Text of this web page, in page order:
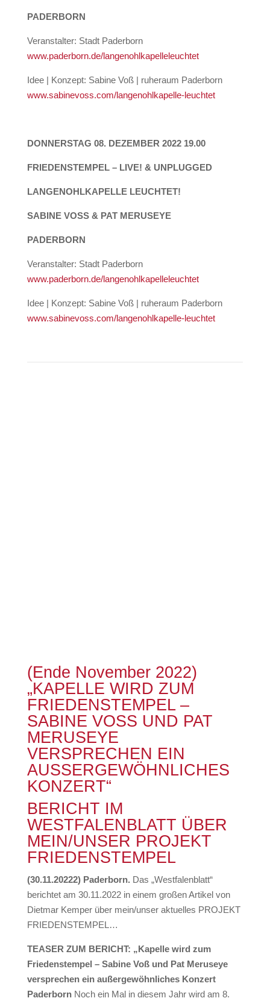
PADERBORN
Veranstalter: Stadt Paderborn
www.paderborn.de/langenohlkapelleleuchtet
Idee | Konzept: Sabine Voß | ruheraum Paderborn
www.sabinevoss.com/langenohlkapelle-leuchtet
DONNERSTAG 08. DEZEMBER 2022 19.00
FRIEDENSTEMPEL – LIVE! & UNPLUGGED
LANGENOHLKAPELLE LEUCHTET!
SABINE VOSS & PAT MERUSEYE
PADERBORN
Veranstalter: Stadt Paderborn
www.paderborn.de/langenohlkapelleleuchtet
Idee | Konzept: Sabine Voß | ruheraum Paderborn
www.sabinevoss.com/langenohlkapelle-leuchtet
(Ende November 2022)
„KAPELLE WIRD ZUM
FRIEDENSTEMPEL –
SABINE VOSS UND PAT
MERUSEYE
VERSPRECHEN EIN
AUSSERGEWÖHNLICHES
KONZERT“
BERICHT IM
WESTFALENBLATT ÜBER
MEIN/UNSER PROJEKT
FRIEDENSTEMPEL
(30.11.20222) Paderborn. Das „Westfalenblatt“
berichtet am 30.11.2022 in einem großen Artikel von
Dietmar Kemper über mein/unser aktuelles PROJEKT
FRIEDENSTEMPEL…
TEASER ZUM BERICHT: „Kapelle wird zum
Friedenstempel – Sabine Voß und Pat Meruseye
versprechen ein außergewöhnliches Konzert
Paderborn Noch ein Mal in diesem Jahr wird am 8.